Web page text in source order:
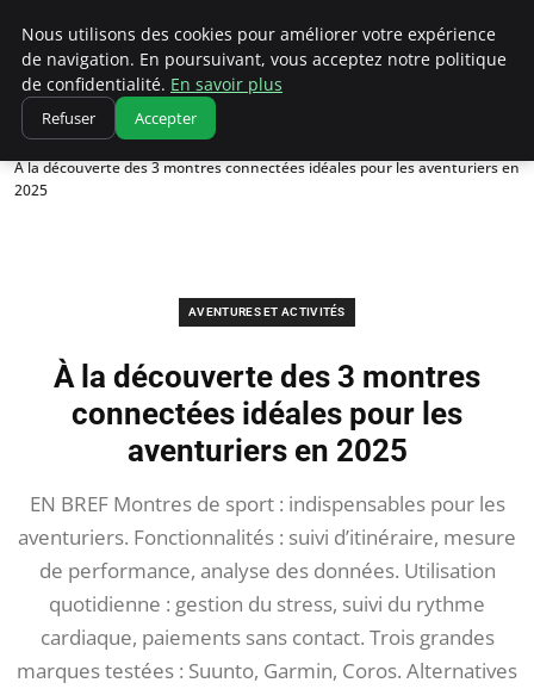
Correze Co
Accueil
Aventures et activités
À la découverte des 3 montres connectées idéales pour les aventuriers en
2025
AVENTURES ET ACTIVITÉS
À la découverte des 3 montres
connectées idéales pour les
aventuriers en 2025
EN BREF Montres de sport : indispensables pour les
aventuriers. Fonctionnalités : suivi d’itinéraire, mesure
de performance, analyse des données. Utilisation
quotidienne : gestion du stress, suivi du rythme
cardiaque, paiements sans contact. Trois grandes
marques testées : Suunto, Garmin, Coros. Alternatives
Nous utilisons des cookies pour améliorer votre expérience
de navigation. En poursuivant, vous acceptez notre politique
de confidentialité. En savoir plus
Refuser Accepter